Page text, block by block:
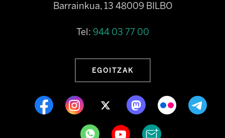
Barrainkua, 13 48009 BILBO
Tel: 944 03 77 00
EGOITZAK